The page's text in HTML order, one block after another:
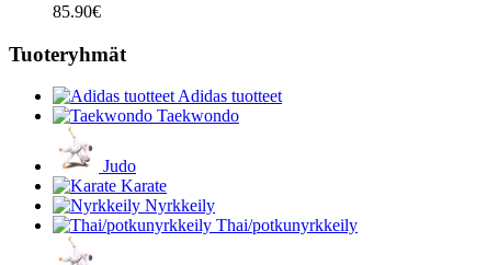
85.90€
Tuoteryhmät
Adidas tuotteet
Taekwondo
Judo
Karate
Nyrkkeily
Thai/potkunyrkkeily